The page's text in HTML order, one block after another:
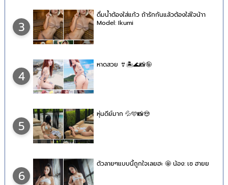
3
ดื่มน้ำต้องใส่แก้ว ถ้ารักกันแล้วต้องใส่ใจน้าา
Model: Ikumi
4
หาดสวย 👙🏝🌊📸🤪
5
หุ่นดีย์มาก 💦🩵📸😍
6
ตัวลายๆแบบนี้ถูกใจเลยฮะ 🤩 น้อง: เซ ฮายย